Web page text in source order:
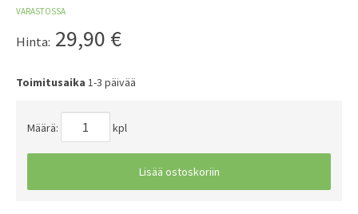
VARASTOSSA
Hinta: 29,90 €
Toimitusaika 1-3 päivää
Määrä: kpl
Lisää ostoskoriin